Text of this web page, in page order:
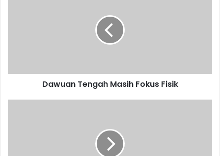
Dawuan Tengah Masih Fokus Fisik